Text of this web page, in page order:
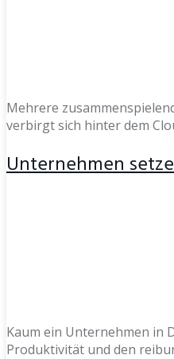
Mehrere
verbirgt sich hinter dem
Unternehmen
Kaum ein Unternehmen in
Produktivität und den